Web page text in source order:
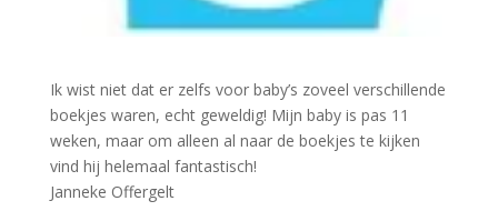
Ik wist niet dat er zelfs voor baby’s zoveel verschillende
boekjes waren, echt geweldig! Mijn baby is pas 11
weken, maar om alleen al naar de boekjes te kijken
vind hij helemaal fantastisch!
Janneke Offergelt